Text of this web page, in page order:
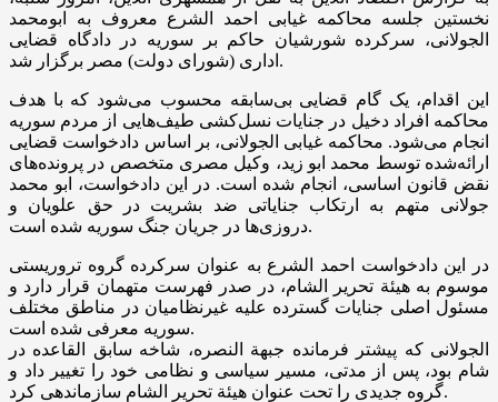
نخستین جلسه محاکمه غیابی احمد الشرع معروف به ابومحمد
الجولانی، سرکرده شورشیان حاکم بر سوریه در دادگاه قضایی
اداری (شورای دولت) مصر برگزار شد.
این اقدام، یک گام قضایی بی‌سابقه محسوب می‌شود که با هدف
محاکمه افراد دخیل در جنایات نسل‌کشی طیف‌هایی از مردم سوریه
انجام می‌شود. محاکمه غیابی الجولانی، بر اساس دادخواست قضایی
ارائه‌شده توسط محمد ابو زید، وکیل مصری متخصص در پرونده‌های
نقض قانون اساسی، انجام شده است. در این دادخواست، ابو محمد
جولانی متهم به ارتکاب جنایاتی ضد بشریت در حق علویان و
دروزی‌ها در جریان جنگ سوریه شده است.
در این دادخواست احمد الشرع به عنوان سرکرده گروه تروریستی
موسوم به هیئة تحریر الشام، در صدر فهرست متهمان قرار دارد و
مسئول اصلی جنایات گسترده علیه غیرنظامیان در مناطق مختلف
سوریه معرفی شده است.
الجولانی که پیشتر فرمانده جبهة النصره، شاخه سابق القاعده در
شام بود، پس از مدتی، مسیر سیاسی و نظامی خود را تغییر داد و
گروه جدیدی را تحت عنوان هیئة تحریر الشام سازماندهی کرد.